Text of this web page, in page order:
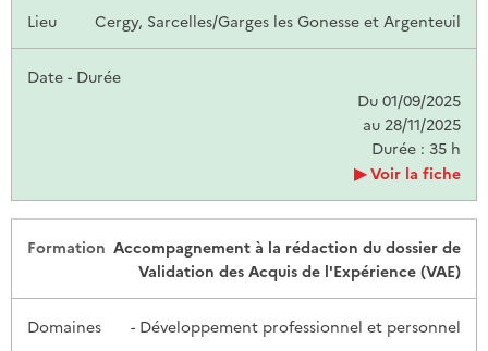
Cergy, Sarcelles/Garges les Gonesse et Argenteuil
Du 01/09/2025
au 28/11/2025
Durée : 35 h
Voir la fiche
Accompagnement à la rédaction du dossier de
Validation des Acquis de l'Expérience (VAE)
- Développement professionnel et personnel